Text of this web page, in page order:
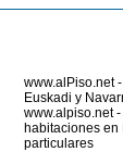
www.alPiso.net
Euskadi y
www.alpiso.net
habitaciones en
particulares